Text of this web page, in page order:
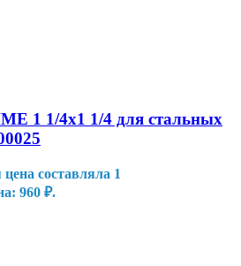
1 1/4х1 1/4 для стальных
составляла 1
960 ₽.